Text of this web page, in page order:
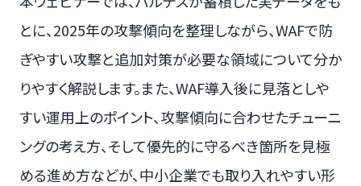
とに、2025年の攻撃傾向を整理しながら、WAFで防
ぎやすい攻撃と追加対策が必要な領域について分か
りやすく解説します。また、WAF導入後に見落としや
すい運用上のポイント、攻撃傾向に合わせたチューニ
ングの考え方、そして優先的に守るべき箇所を見極
める進め方などが、中小企業でも取り入れやすい形